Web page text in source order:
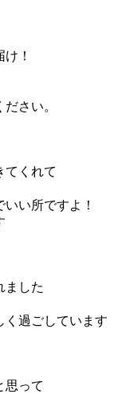
！
さい。
てくれて
い所ですよ！
ました
く過ごしています
思って